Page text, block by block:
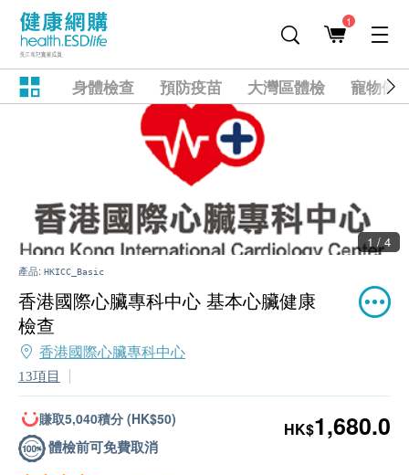
1
身體檢查 預防疫苗 大灣區體檢 寵物健
1 / 4
產品: HKICC_Basic
香港國際心臟專科中心 基本心臟健康
檢查
香港國際心臟專科中心
13項目
賺取5,040積分 (HK$50)
體檢前可免費取消
HK$1,680.0